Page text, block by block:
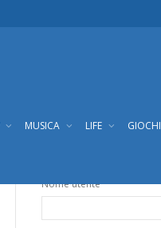
MUSICA LIFE GIOCHI
Nome utente